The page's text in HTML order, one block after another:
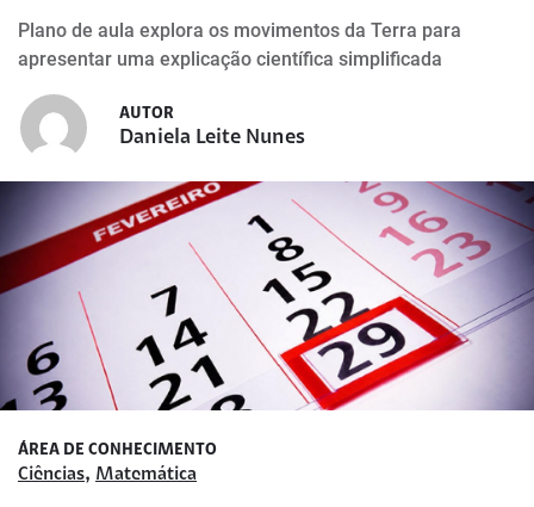
Plano de aula explora os movimentos da Terra para
apresentar uma explicação científica simplificada
AUTOR
Daniela Leite Nunes
ÁREA DE CONHECIMENTO
Ciências, Matemática